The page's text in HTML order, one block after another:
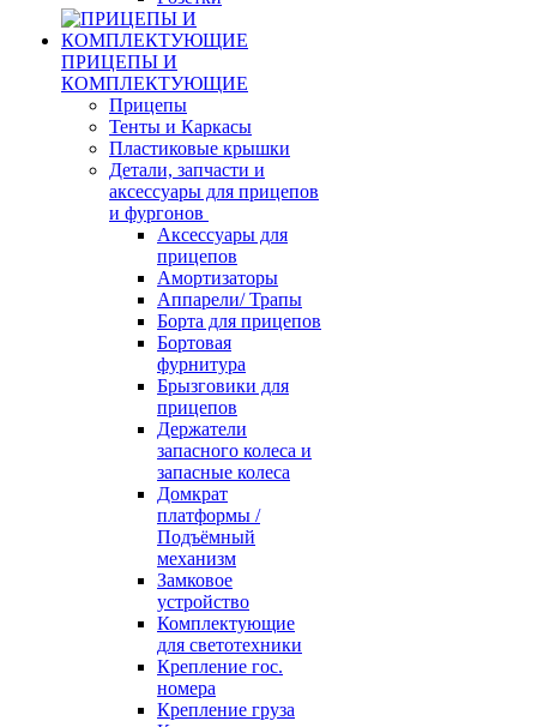
ПРИЦЕПЫ И
КОМПЛЕКТУЮЩИЕ
Прицепы
Тенты и Каркасы
Пластиковые крышки
Детали, запчасти и
аксессуары для прицепов
и фургонов
Аксессуары для
прицепов
Амортизаторы
Аппарели/ Трапы
Борта для прицепов
Бортовая
фурнитура
Брызговики для
прицепов
Держатели
запасного колеса и
запасные колеса
Домкрат
платформы /
Подъёмный
механизм
Замковое
устройство
Комплектующие
для светотехники
Крепление гос.
номера
Крепление груза